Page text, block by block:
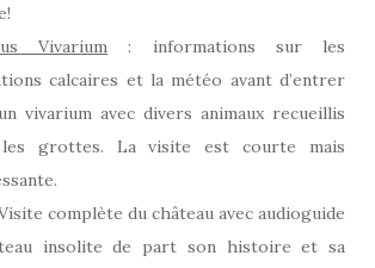
Vivarium : informations sur les
calcaires et la météo avant d’entrer
vivarium avec divers animaux recueillis
les grottes. La visite est courte mais
complète du château avec audioguide
insolite de part son histoire et sa